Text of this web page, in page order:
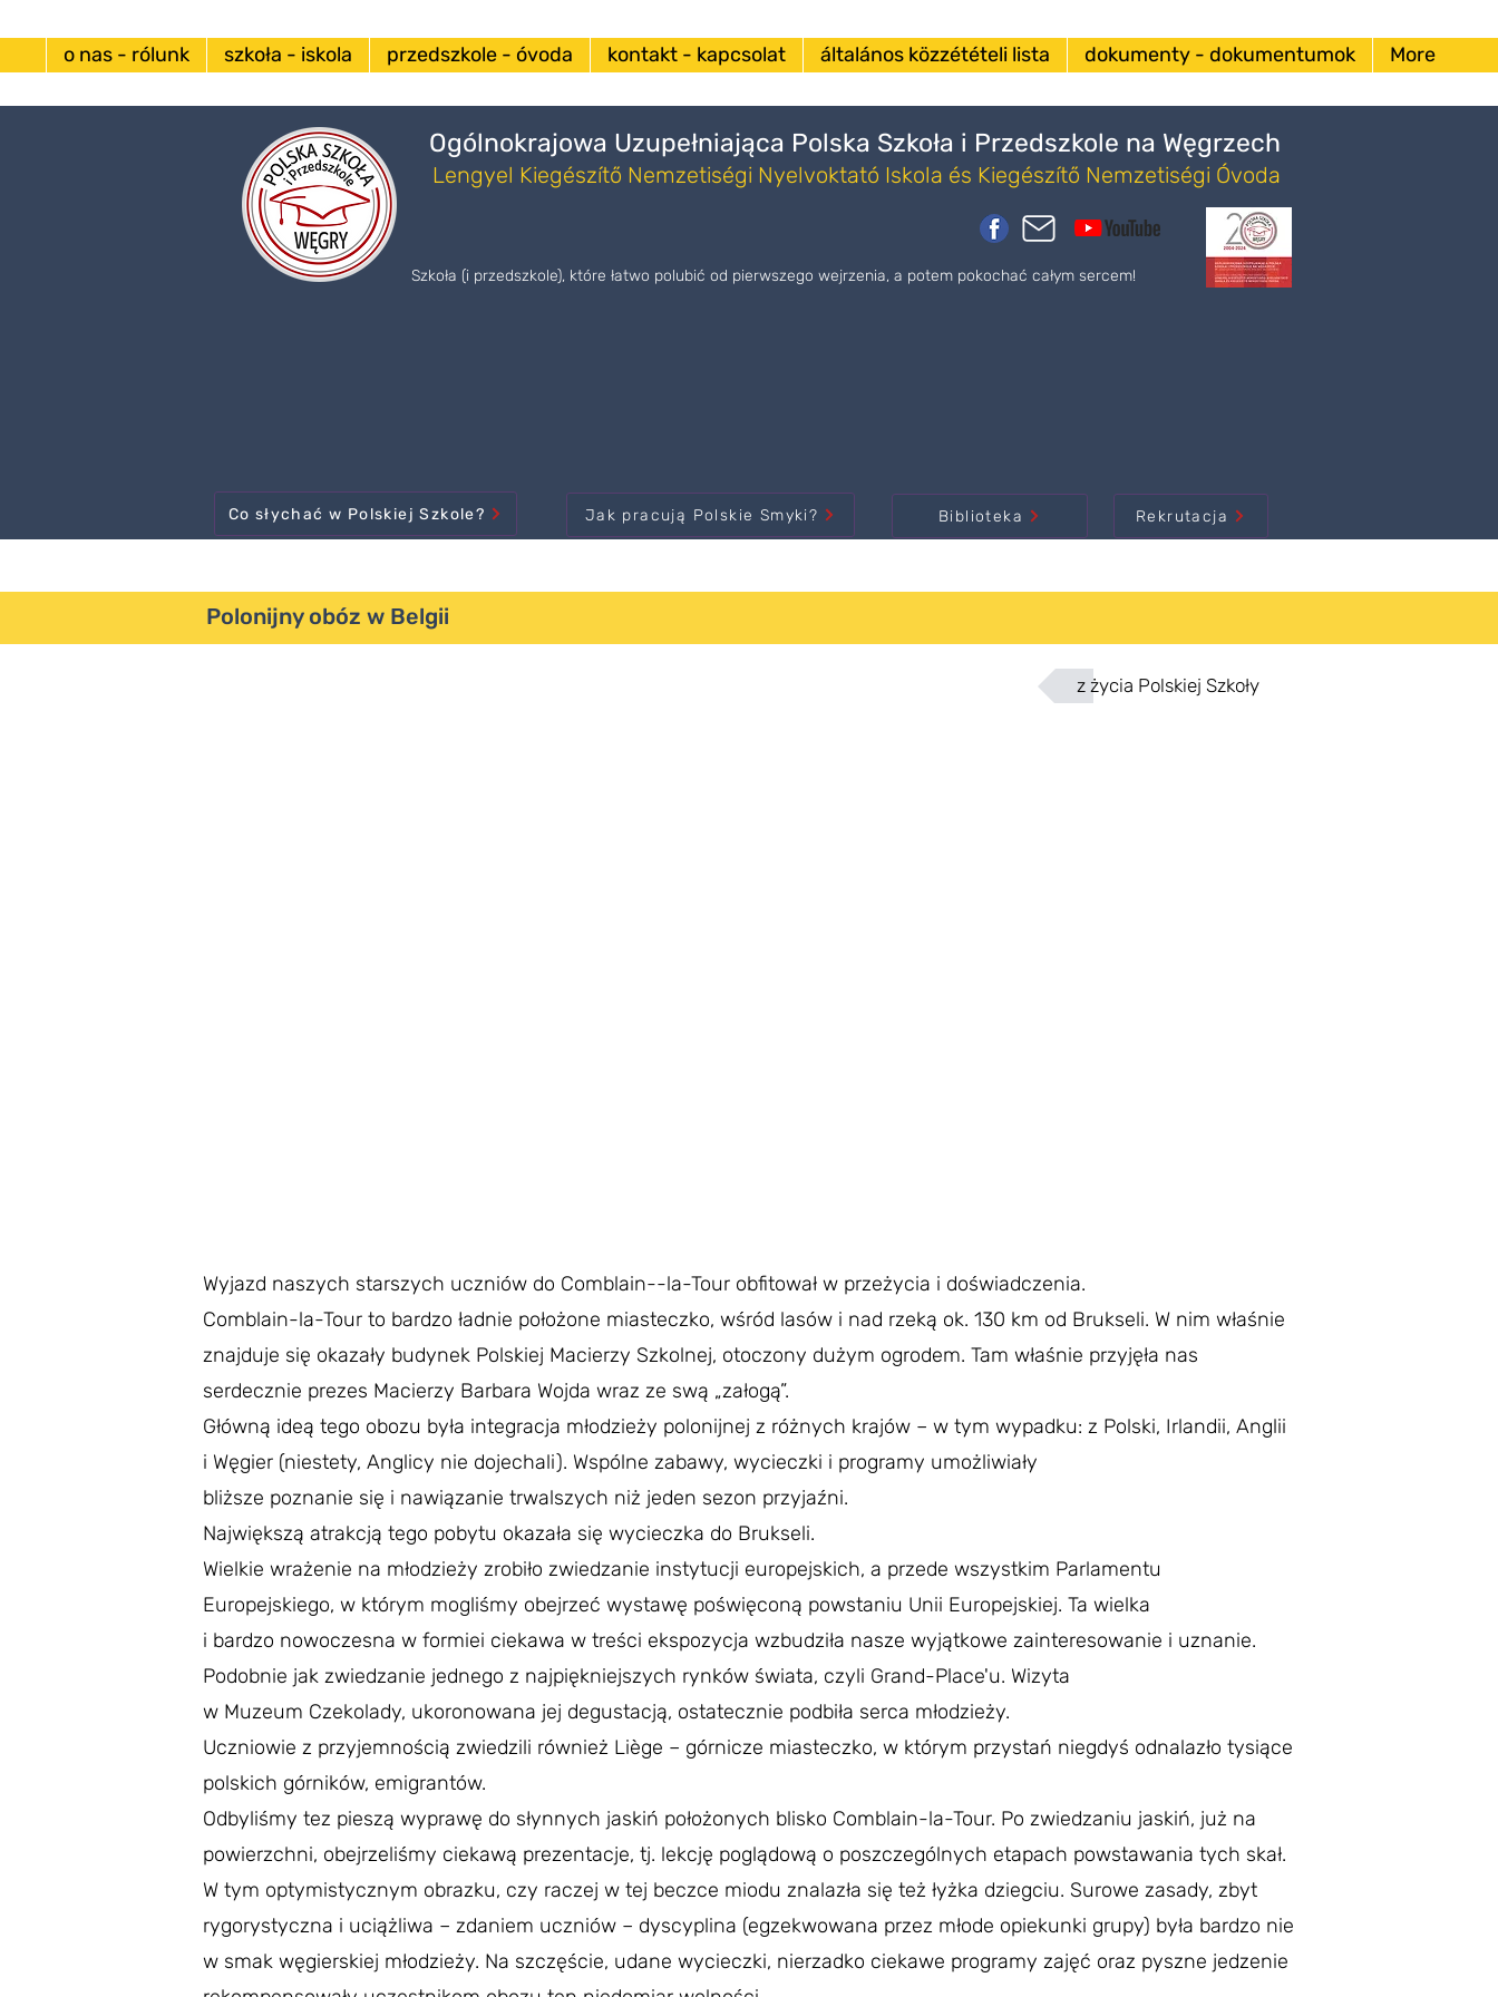
o nas - rólunk szkoła - iskola przedszkole - óvoda kontakt - kapcsolat általános közzétételi lista dokumenty - dokumentumok More
z życia Polskiej Szkoły
Wyjazd naszych starszych uczniów do Comblain--la-Tour obfitował w przeżycia i doświadczenia.
Comblain-la-Tour to bardzo ładnie położone miasteczko, wśród lasów i nad rzeką ok. 130 km od Brukseli. W nim właśnie
znajduje się okazały budynek Polskiej Macierzy Szkolnej, otoczony dużym ogrodem. Tam właśnie przyjęła nas
serdecznie prezes Macierzy Barbara Wojda wraz ze swą „załogą”.
Główną ideą tego obozu była integracja młodzieży polonijnej z różnych krajów – w tym wypadku: z Polski, Irlandii, Anglii
i Węgier (niestety, Anglicy nie dojechali). Wspólne zabawy, wycieczki i programy umożliwiały
bliższe poznanie się i nawiązanie trwalszych niż jeden sezon przyjaźni.
Największą atrakcją tego pobytu okazała się wycieczka do Brukseli.
Wielkie wrażenie na młodzieży zrobiło zwiedzanie instytucji europejskich, a przede wszystkim Parlamentu
Europejskiego, w którym mogliśmy obejrzeć wystawę poświęconą powstaniu Unii Europejskiej. Ta wielka
i bardzo nowoczesna w formiei ciekawa w treści ekspozycja wzbudziła nasze wyjątkowe zainteresowanie i uznanie.
Podobnie jak zwiedzanie jednego z najpiękniejszych rynków świata, czyli Grand-Place'u. Wizyta
w Muzeum Czekolady, ukoronowana jej degustacją, ostatecznie podbiła serca młodzieży.
Uczniowie z przyjemnością zwiedzili również Liège – górnicze miasteczko, w którym przystań niegdyś odnalazło tysiące
polskich górników, emigrantów.
Odbyliśmy tez pieszą wyprawę do słynnych jaskiń położonych blisko Comblain-la-Tour. Po zwiedzaniu jaskiń, już na
powierzchni, obejrzeliśmy ciekawą prezentacje, tj. lekcję poglądową o poszczególnych etapach powstawania tych skał.
W tym optymistycznym obrazku, czy raczej w tej beczce miodu znalazła się też łyżka dziegciu. Surowe zasady, zbyt
rygorystyczna i uciążliwa – zdaniem uczniów – dyscyplina (egzekwowana przez młode opiekunki grupy) była bardzo nie
w smak węgierskiej młodzieży. Na szczęście, udane wycieczki, nierzadko ciekawe programy zajęć oraz pyszne jedzenie
Polonijny obóz w Belgii
Szkoła (i przedszkole), które łatwo polubić od pierwszego wejrzenia, a potem pokochać całym sercem!
Co słychać w Polskiej Szkole? Jak pracują Polskie Smyki? Biblioteka Rekrutacja
Ogólnokrajowa Uzupełniająca Polska Szkoła i Przedszkole na Węgrzech
Lengyel Kiegészítő Nemzetiségi Nyelvoktató Iskola és Kiegészítő Nemzetiségi Óvoda